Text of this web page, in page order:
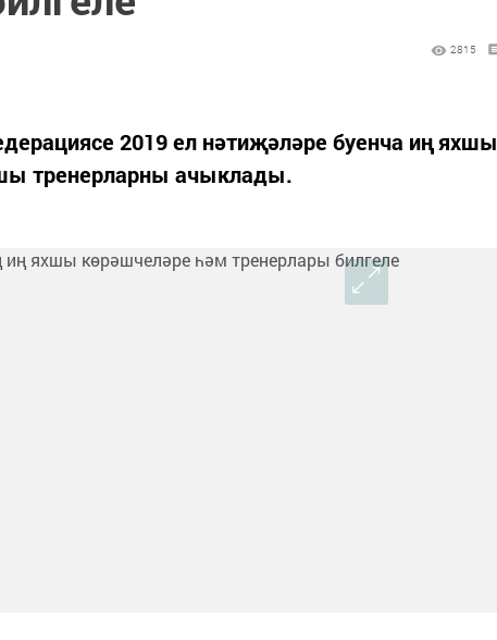
2815
2019 ел нәтиҗәләре буенча иң яхшы
тренерларны ачыклады.